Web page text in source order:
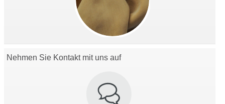
Nehmen Sie Kontakt mit uns auf